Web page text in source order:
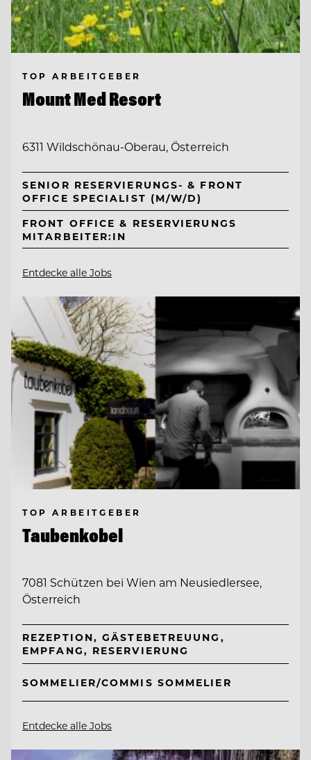
TOP ARBEITGEBER
Mount Med Resort
6311 Wildschönau-Oberau, Österreich
SENIOR RESERVIERUNGS- & FRONT
OFFICE SPECIALIST (M/W/D)
FRONT OFFICE & RESERVIERUNGS
MITARBEITER:IN
Entdecke alle Jobs
TOP ARBEITGEBER
Taubenkobel
7081 Schützen bei Wien am Neusiedlersee,
Österreich
REZEPTION, GÄSTEBETREUUNG,
EMPFANG, RESERVIERUNG
SOMMELIER/COMMIS SOMMELIER
Entdecke alle Jobs